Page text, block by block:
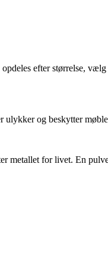
efter størrelse,
og beskytter
metallet for livet. En